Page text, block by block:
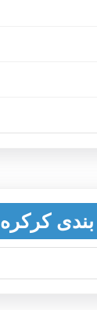
کرکره